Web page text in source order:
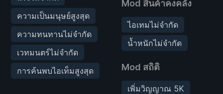
ความเป็นมนุษย์สูงสุด
ความทนทานไม่จำกัด
เวทมนตร์ไม่จำกัด
การค้นพบไอเท็มสูงสุด
Mod สินค้าคงคลัง
ไอเทมไม่จำกัด
น้ำหนักไม่จำกัด
Mod สถิติ
เพิ่มวิญญาณ 5K